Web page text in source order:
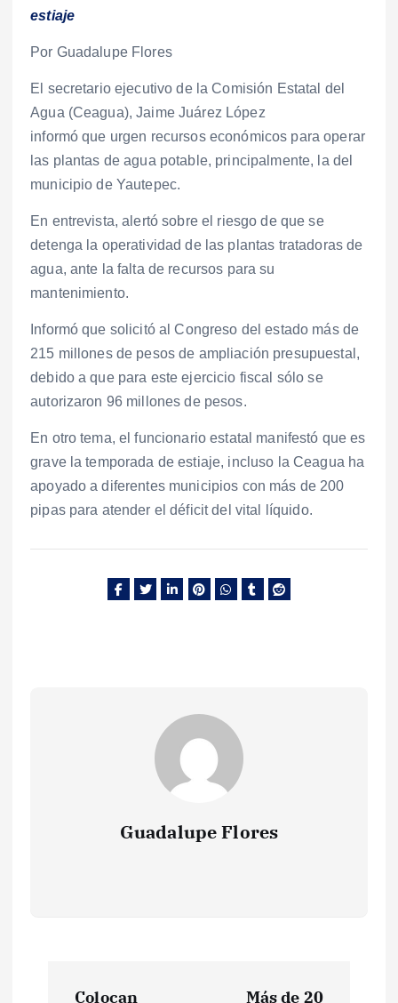
estiaje
Por Guadalupe Flores
El secretario ejecutivo de la Comisión Estatal del
Agua (Ceagua), Jaime Juárez López
informó que urgen recursos económicos para operar
las plantas de agua potable, principalmente, la del
municipio de Yautepec.
En entrevista, alertó sobre el riesgo de que se
detenga la operatividad de las plantas tratadoras de
agua, ante la falta de recursos para su
mantenimiento.
Informó que solicitó al Congreso del estado más de
215 millones de pesos de ampliación presupuestal,
debido a que para este ejercicio fiscal sólo se
autorizaron 96 millones de pesos.
En otro tema, el funcionario estatal manifestó que es
grave la temporada de estiaje, incluso la Ceagua ha
apoyado a diferentes municipios con más de 200
pipas para atender el déficit del vital líquido.
Guadalupe Flores
Colocan Más de 20